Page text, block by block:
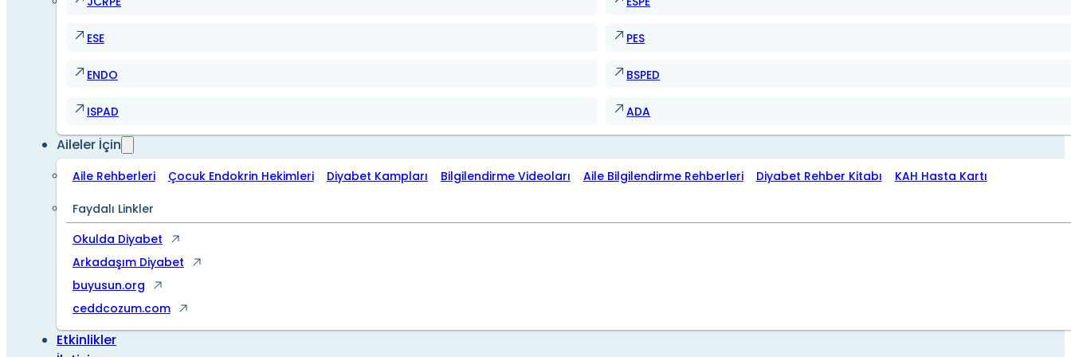
ESE PES
ENDO BSPED
ISPAD ADA
Aileler İçin
Aile Rehberleri Çocuk Endokrin Hekimleri Diyabet Kampları Bilgilendirme Videoları Aile Bilgilendirme Rehberleri Diyabet Rehber Kitabı KAH Hasta Kartı
Faydalı Linkler
Okulda Diyabet
Arkadaşım Diyabet
buyusun.org
ceddcozum.com
Etkinlikler